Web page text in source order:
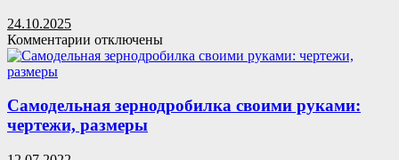
24.10.2025
Комментарии к
записи
цветов
повода:
отключены
Самодельная зернодробилка своими руками:
чертежи, размеры